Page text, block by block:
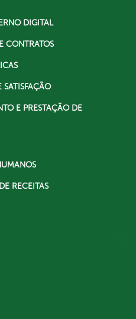
DIGITAL
CONTRATOS
SATISFAÇÃO
E PRESTAÇÃO DE
RECEITAS